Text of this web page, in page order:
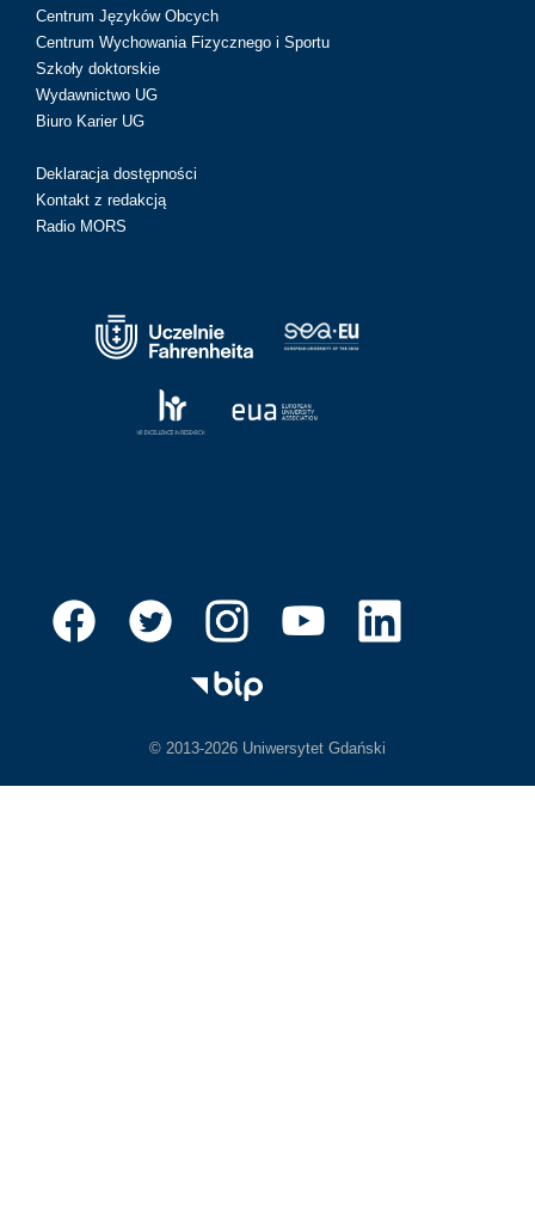
Centrum Języków Obcych
Centrum Wychowania Fizycznego i Sportu
Szkoły doktorskie
Wydawnictwo UG
Biuro Karier UG
Deklaracja dostępności
Kontakt z redakcją
Radio MORS
© 2013-2026 Uniwersytet Gdański